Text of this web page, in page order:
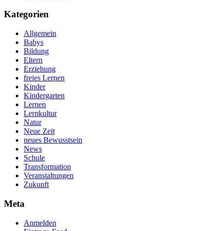
Kategorien
Allgemein
Babys
Bildung
Eltern
Erziehung
freies Lernen
Kinder
Kindergarten
Lernen
Lernkultur
Natur
Neue Zeit
neues Bewusstsein
News
Schule
Transformation
Veranstaltungen
Zukunft
Meta
Anmelden